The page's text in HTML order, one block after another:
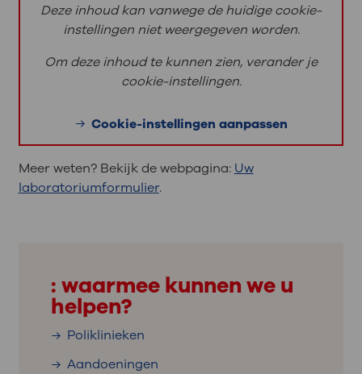
Deze inhoud kan vanwege de huidige cookie-
instellingen niet weergegeven worden.
Om deze inhoud te kunnen zien, verander je
cookie-instellingen.
Cookie-instellingen aanpassen
Meer weten? Bekijk de webpagina: Uw
laboratoriumformulier.
: waarmee kunnen we u
helpen?
Poliklinieken
Aandoeningen